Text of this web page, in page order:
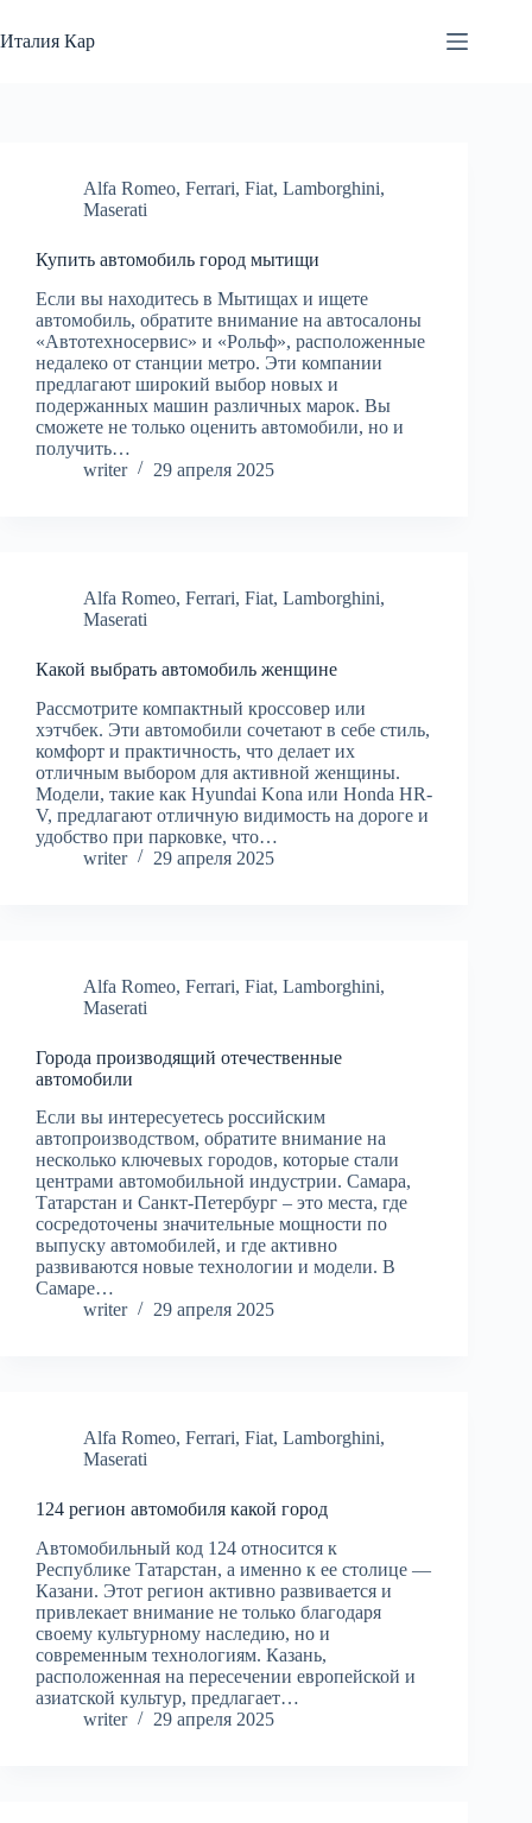
к
сути
Италия Кар
Alfa Romeo, Ferrari, Fiat, Lamborghini,
Maserati
Купить автомобиль город мытищи
Если вы находитесь в Мытищах и ищете
автомобиль, обратите внимание на автосалоны
«Автотехносервис» и «Рольф», расположенные
недалеко от станции метро. Эти компании
предлагают широкий выбор новых и
подержанных машин различных марок. Вы
сможете не только оценить автомобили, но и
получить…
writer
29 апреля 2025
Alfa Romeo, Ferrari, Fiat, Lamborghini,
Maserati
Какой выбрать автомобиль женщине
Рассмотрите компактный кроссовер или
хэтчбек. Эти автомобили сочетают в себе стиль,
комфорт и практичность, что делает их
отличным выбором для активной женщины.
Модели, такие как Hyundai Kona или Honda HR-
V, предлагают отличную видимость на дороге и
удобство при парковке, что…
writer
29 апреля 2025
Alfa Romeo, Ferrari, Fiat, Lamborghini,
Maserati
Города производящий отечественные
автомобили
Если вы интересуетесь российским
автопроизводством, обратите внимание на
несколько ключевых городов, которые стали
центрами автомобильной индустрии. Самара,
Татарстан и Санкт-Петербург – это места, где
сосредоточены значительные мощности по
выпуску автомобилей, и где активно
развиваются новые технологии и модели. В
Самаре…
writer
29 апреля 2025
Alfa Romeo, Ferrari, Fiat, Lamborghini,
Maserati
124 регион автомобиля какой город
Автомобильный код 124 относится к
Республике Татарстан, а именно к ее столице —
Казани. Этот регион активно развивается и
привлекает внимание не только благодаря
своему культурному наследию, но и
современным технологиям. Казань,
расположенная на пересечении европейской и
азиатской культур, предлагает…
writer
29 апреля 2025